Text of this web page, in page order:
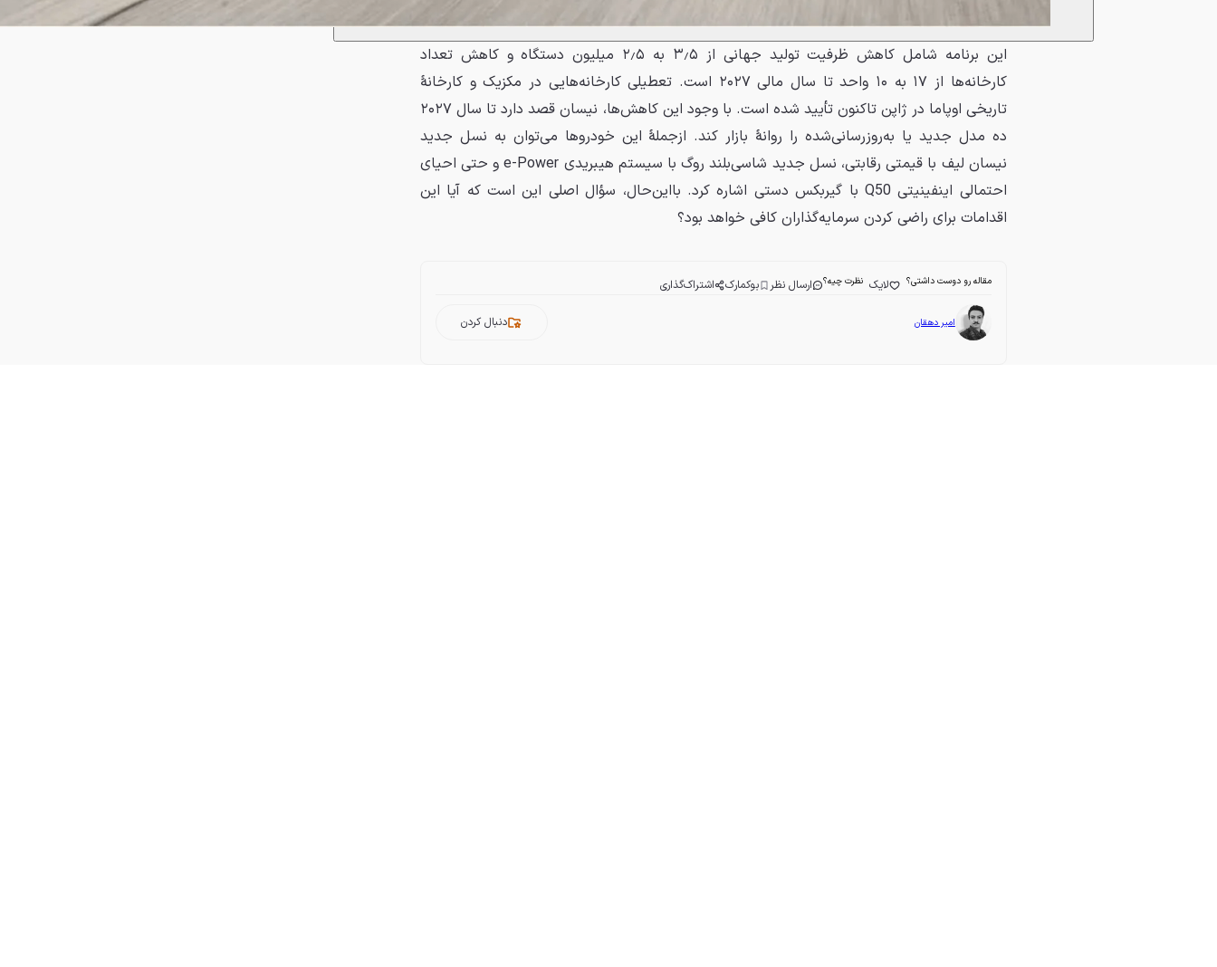
این برنامه شامل کاهش ظرفیت تولید جهانی از ۳٫۵ به ۲٫۵ میلیون دستگاه و کاهش تعداد
کارخانه‌ها از ۱۷ به ۱۰ واحد تا سال مالی ۲۰۲۷ است. تعطیلی کارخانه‌هایی در مکزیک و کارخانهٔ
تاریخی اوپاما در ژاپن تاکنون تأیید شده است. با وجود این کاهش‌ها، نیسان قصد دارد تا سال ۲۰۲۷
ده مدل جدید یا به‌روزرسانی‌شده را روانهٔ بازار کند. ازجملهٔ این خودروها می‌توان به نسل جدید
نیسان لیف با قیمتی رقابتی، نسل جدید شاسی‌بلند روگ با سیستم هیبریدی e-Power و حتی احیای
احتمالی اینفینیتی Q50 با گیربکس دستی اشاره کرد. بااین‌حال، سؤال اصلی این است که آیا این
اقدامات برای راضی کردن سرمایه‌گذاران کافی خواهد بود؟
مقاله رو دوست داشتی؟ لایک نظرت چیه؟ ارسال نظر بوکمارک اشتراک‌گذاری
امیر دهقان دنبال کردن